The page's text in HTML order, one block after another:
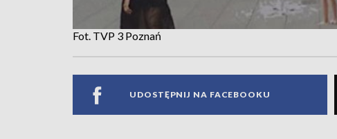
Fot. TVP 3 Poznań
UDOSTĘPNIJ NA FACEBOOKU